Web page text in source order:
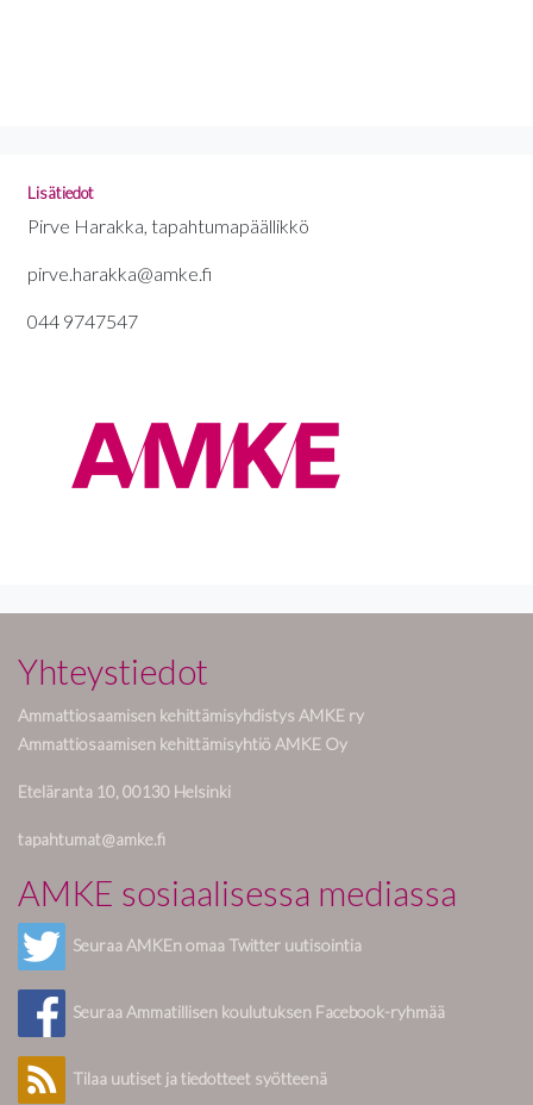
Lisätiedot
Pirve Harakka, tapahtumapäällikkö
pirve.harakka@amke.fi
044 9747547
Yhteystiedot
Ammattiosaamisen kehittämisyhdistys AMKE ry
Ammattiosaamisen kehittämisyhtiö AMKE Oy
Eteläranta 10, 00130 Helsinki
tapahtumat@amke.fi
AMKE sosiaalisessa mediassa
Seuraa AMKEn omaa Twitter uutisointia
Seuraa Ammatillisen koulutuksen Facebook-ryhmää
Tilaa uutiset ja tiedotteet syötteenä